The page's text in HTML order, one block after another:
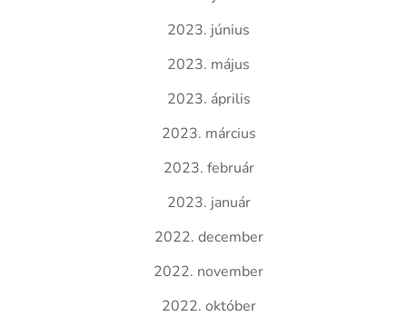
2023. június
2023. május
2023. április
2023. március
2023. február
2023. január
2022. december
2022. november
2022. október